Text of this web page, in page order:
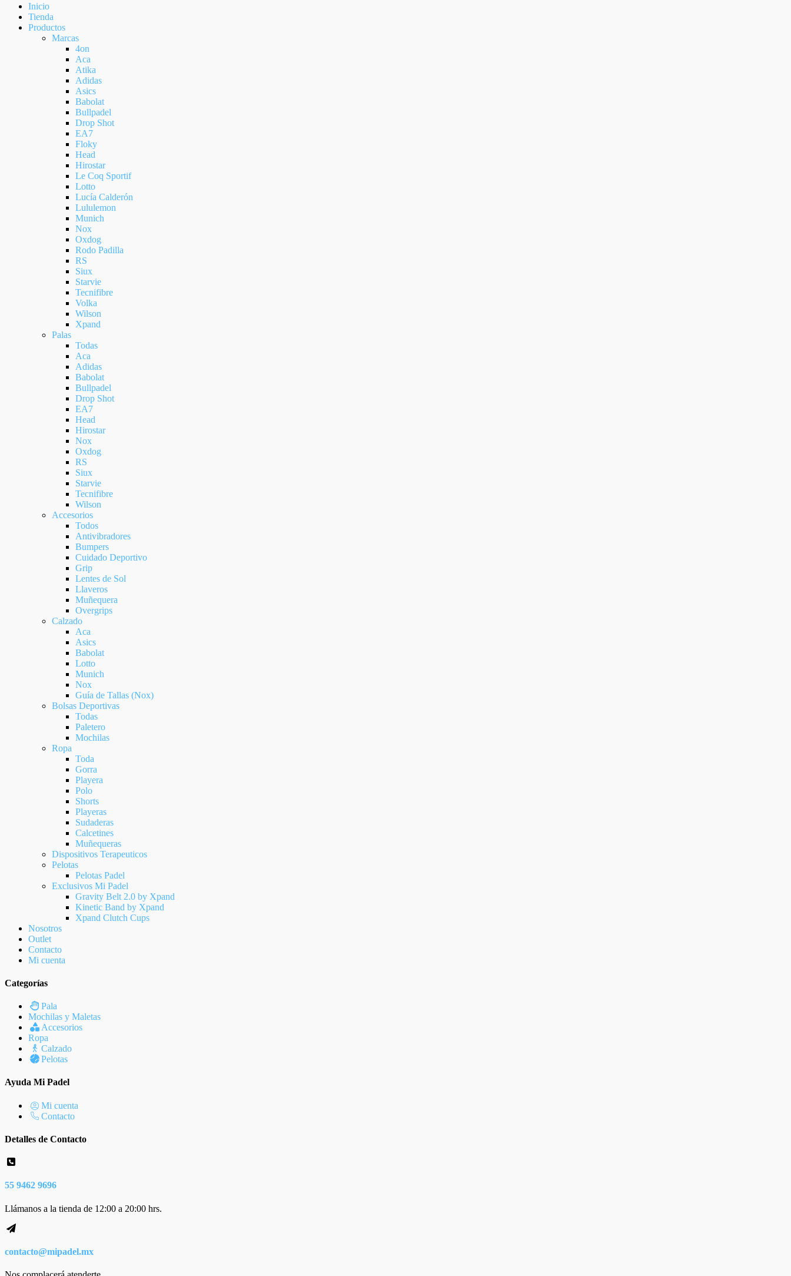
Inicio
Tienda
Productos
Marcas
4on
Aca
Atika
Adidas
Asics
Babolat
Bullpadel
Drop Shot
EA7
Floky
Head
Hirostar
Le Coq Sportif
Lotto
Lucía Calderón
Lululemon
Munich
Nox
Oxdog
Rodo Padilla
RS
Siux
Starvie
Tecnifibre
Volka
Wilson
Xpand
Palas
Todas
Aca
Adidas
Babolat
Bullpadel
Drop Shot
EA7
Head
Hirostar
Nox
Oxdog
RS
Siux
Starvie
Tecnifibre
Wilson
Accesorios
Todos
Antivibradores
Bumpers
Cuidado Deportivo
Grip
Lentes de Sol
Llaveros
Muñequera
Overgrips
Calzado
Aca
Asics
Babolat
Lotto
Munich
Nox
Guía de Tallas (Nox)
Bolsas Deportivas
Todas
Paletero
Mochilas
Ropa
Toda
Gorra
Playera
Polo
Shorts
Playeras
Sudaderas
Calcetines
Muñequeras
Dispositivos Terapeuticos
Pelotas
Pelotas Padel
Exclusivos Mi Padel
Gravity Belt 2.0 by Xpand
Kinetic Band by Xpand
Xpand Clutch Cups
Nosotros
Outlet
Contacto
Mi cuenta
Categorías
Pala
Mochilas y Maletas
Accesorios
Ropa
Calzado
Pelotas
Ayuda Mi Padel
Mi cuenta
Contacto
Detalles de Contacto
55 9462 9696
Llámanos a la tienda de 12:00 a 20:00 hrs.
contacto@mipadel.mx